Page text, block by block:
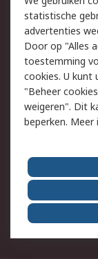
Track & Trace
Wettelijk
Cookiebeleid
Privacybeleid
Algemene
Over RS
RS Group
RS wereldwijd
ESG
statistische
advertenties
Door op "Alles
toestemming
cookies. U kunt
"Beheer
weigeren". Dit
beperken.